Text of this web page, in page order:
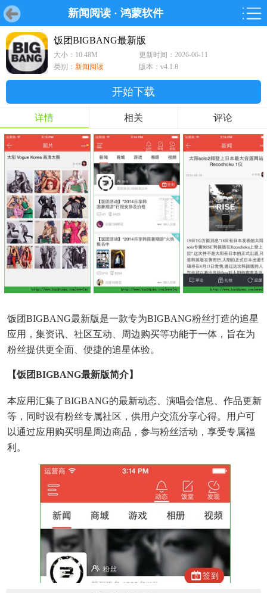
新闻阅读 · 鸿蒙软件
首页 游戏 软件 鸿蒙游戏
首页 游戏 软件 鸿蒙
游戏
鸿蒙
软件
专题
饭团BIGBANG最新版
大小：10.48M
更新时间：2026-06-11
类别： 新闻阅读 版本：v4.1.8
开始下载
详情 相关 评论
饭团BIGBANG最新版是一款专为BIGBANG粉丝打造的追星
应用，集资讯、社区互动、周边购买等功能于一体，旨在为
粉丝提供更全面、便捷的追星体验。
【饭团BIGBANG最新版简介】
本应用汇集了BIGBANG的最新动态、演唱会信息、作品更新
等，同时设有粉丝专属社区，供用户交流分享心得。用户可
以通过应用购买明星周边商品，参与粉丝活动，享受专属福
利。